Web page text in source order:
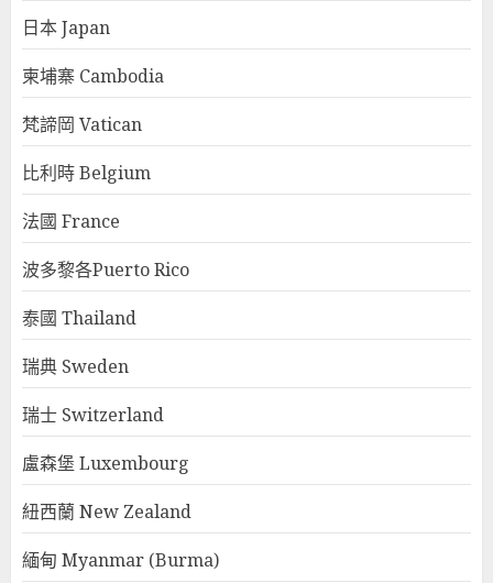
日本 Japan
柬埔寨 Cambodia
梵諦岡 Vatican
比利時 Belgium
法國 France
波多黎各Puerto Rico
泰國 Thailand
瑞典 Sweden
瑞士 Switzerland
盧森堡 Luxembourg
紐西蘭 New Zealand
緬甸 Myanmar (Burma)